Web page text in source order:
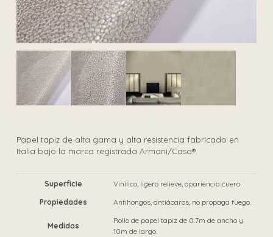
Papel tapiz de alta gama y alta resistencia fabricado en
Italia bajo la marca registrada Armani/Casa®.
Superficie
Vinílico, ligero relieve, apariencia cuero
Propiedades
Antihongos, antiácaros, no propaga fuego.
Medidas
Rollo de papel tapiz de 0.7m de ancho y
10m de largo.